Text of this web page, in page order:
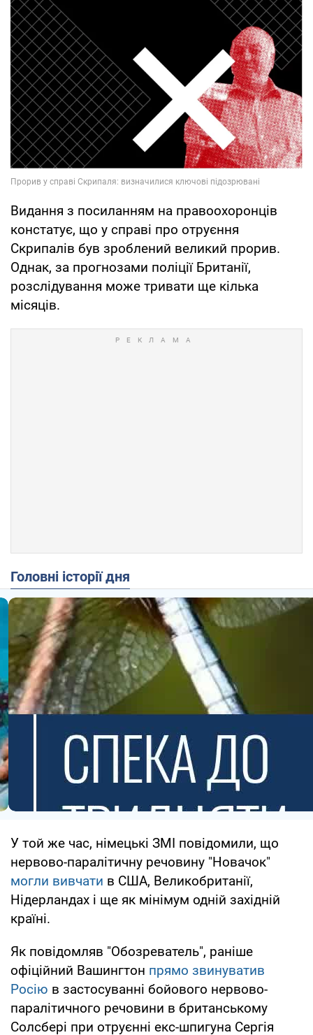
Видання з посиланням на правоохоронців
констатує, що у справі про отруєння
Скрипалів був зроблений великий прорив.
Однак, за прогнозами поліції Британії,
розслідування може тривати ще кілька
місяців.
Головні історії дня
У той же час, німецькі ЗМІ повідомили, що
нервово-паралітичну речовину "Новачок"
могли вивчати в США, Великобританії,
Нідерландах і ще як мінімум одній західній
країні.
Як повідомляв "Обозреватель", раніше
офіційний Вашингтон прямо звинуватив
Росію в застосуванні бойового нервово-
паралітичного речовини в британському
Солсбері при отруєнні екс-шпигуна Сергія